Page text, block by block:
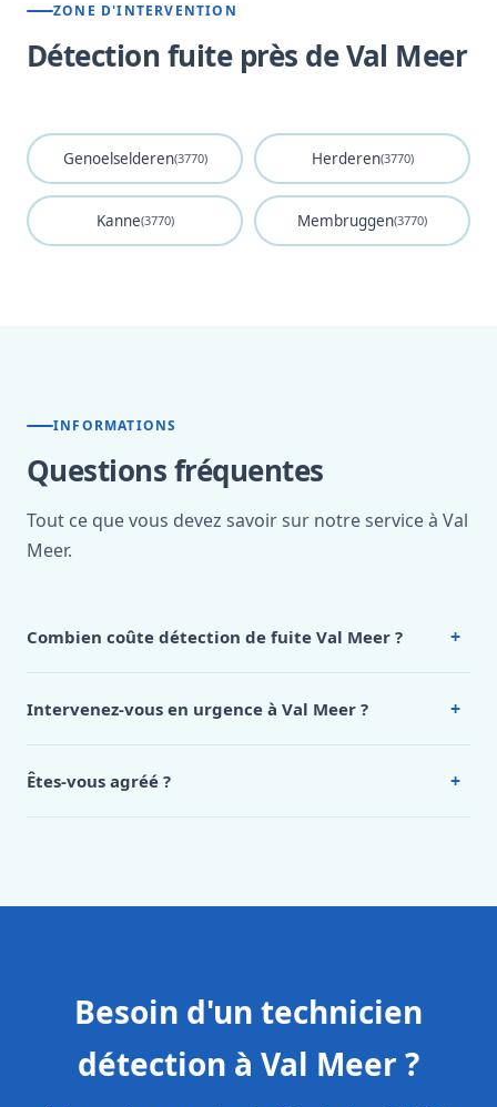
ZONE D'INTERVENTION
Détection fuite près de Val Meer
Genoelselderen(3770) Herderen(3770)
Kanne(3770) Membruggen(3770)
INFORMATIONS
Questions fréquentes
Tout ce que vous devez savoir sur notre service à Val
Meer.
Combien coûte détection de fuite Val Meer ? +
Meer, appelez le 0472 53 24 26.
Intervenez-vous en urgence à Val Meer ? +
Êtes-vous agréé ? +
Besoin d'un technicien
détection à Val Meer ?